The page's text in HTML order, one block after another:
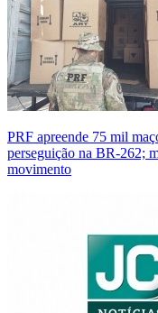
PRF apreende 75 mil
perseguição na BR-262;
movimento